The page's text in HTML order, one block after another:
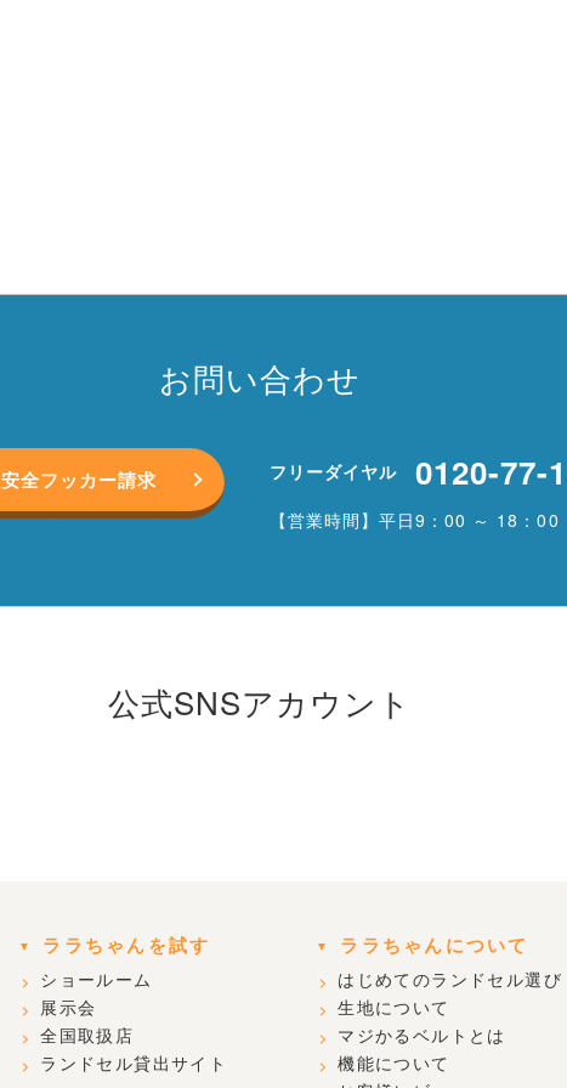
お問い合わせ
安全フッカー請求 フリーダイヤル 0120-77-
【営業時間】平日9：00 ～ 18：00
公式SNSアカウント
ララちゃんを試す
ショールーム
展示会
全国取扱店
ランドセル貸出サイト
ララちゃんについて
はじめてのランドセル選び
生地について
マジかるベルトとは
機能について